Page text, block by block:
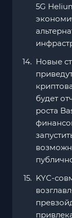
5G
Новые
будет
роста
KYC-